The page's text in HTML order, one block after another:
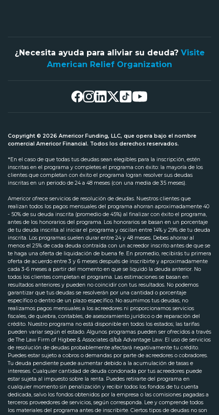
¿Necesita ayuda para aliviar su deuda? Visite
American Relief Organization
Copyright © 2026 Americor Funding, LLC, que opera bajo el nombre
comercial Americor Financial. Todos los derechos reservados.
*En el caso de que todas tus deudas sean elegibles para la inscripción, estén
inscritas en el programa y completes el programa con éxito: la mayoría de los
clientes que completan con éxito el programa logran resolver sus deudas
inscritas en un periodo de 24 a 48 meses (con una media de 35 meses).
Americor ofrece servicios de resolución de deudas. Nuestros clientes que
realizan todos los pagos mensuales del programa ahorran aproximadamente 40
- 50% de su deuda inscrita (promedio de 45%) al finalizar con éxito el programa,
antes de los honorarios del programa. Los honorarios se basan en un porcentaje
de tu deuda inscrita al iniciar el programa y oscilan entre 14% y 29% de tu deuda
inscrita. Los programas suelen durar entre 24 y 48 meses. Debes ahorrar al
menos el 25% de cada deuda contraída con un acreedor inscrito antes de que se
te haga una oferta de liquidación de buena fe. En promedio, recibirás tu primera
oferta de acuerdo entre 3 y 6 meses después de inscribirte y aproximadamente
cada 3-6 meses a partir del momento en que se liquidó la deuda anterior. No
todos los clientes completan el programa. Las estimaciones se basan en
resultados anteriores y pueden no coincidir con tus resultados. No podemos
garantizar que tus deudas se resolverán por una cantidad o porcentaje
específico o dentro de un plazo específico. No asumimos tus deudas, no
realizamos pagos mensuales a los acreedores ni proporcionamos servicios
fiscales, de quiebra, contables, de asesoramiento jurídico o de reparación del
crédito. Nuestro programa no está disponible en todos los estados; las tarifas
pueden variar según el estado. Algunos programas pueden ser ofrecidos a través
de The Law Firm of Higbee & Associates d/b/a Advantage Law. El uso de servicios
de resolución de deudas probablemente afectará negativamente tu crédito.
Puedes estar sujeto a cobros o demandas por parte de acreedores o cobradores.
Tu deuda pendiente puede aumentar debido a la acumulación de tasas e
intereses. Cualquier cantidad de deuda condonada por tus acreedores puede
estar sujeta al impuesto sobre la renta. Puedes retirarte del programa en
cualquier momento sin penalización y recibir todos los fondos de tu cuenta
dedicada, salvo los fondos obtenidos por la empresa o las comisiones pagadas a
terceros proveedores de servicios, según corresponda. Lee y comprende todos
los materiales del programa antes de inscribirte. Ciertos tipos de deudas no son